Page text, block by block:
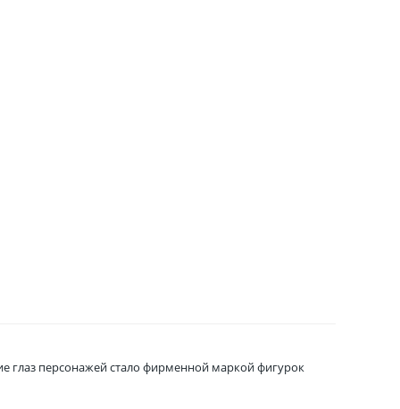
глаз персонажей стало фирменной маркой фигурок